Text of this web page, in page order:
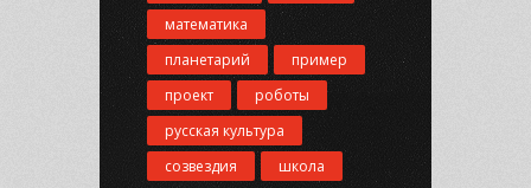
математика
планетарий
пример
проект
роботы
русская культура
созвездия
школа